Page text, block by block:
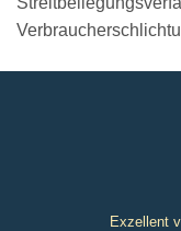
Exzellent